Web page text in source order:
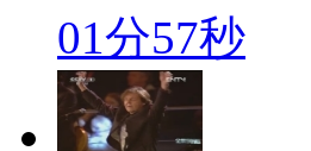
01分57秒